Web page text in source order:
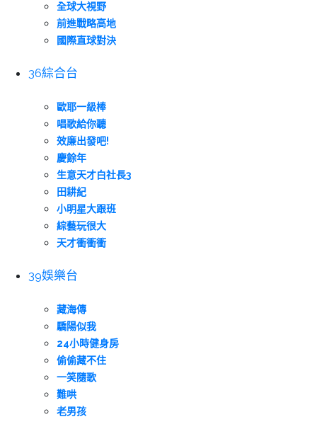
全球大視野
前進戰略高地
國際直球對決
36綜合台
歐耶一級棒
唱歌給你聽
效廉出發吧!
慶餘年
生意天才白社長3
田耕紀
小明星大跟班
綜藝玩很大
天才衝衝衝
39娛樂台
藏海傳
驕陽似我
24小時健身房
偷偷藏不住
一笑隨歌
難哄
老男孩